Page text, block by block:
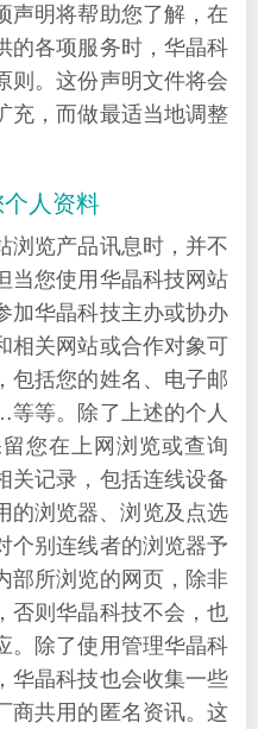
声明将帮助您了解，在
的各项服务时，华晶科
则。这份声明文件将会
充，而做最适当地调整
人资料
浏览产品讯息时，并不
当您使用华晶科技网站
加华晶科技主办或协办
相关网站或合作对象可
包括您的姓名、电子邮
等。除了上述的个人
您在上网浏览或查询
关记录，包括连线设备
的浏览器、浏览及点选
个别连线者的浏览器予
部所浏览的网页，除非
否则华晶科技不会，也
。除了使用管理华晶科
华晶科技也会收集一些
商共用的匿名资讯。这